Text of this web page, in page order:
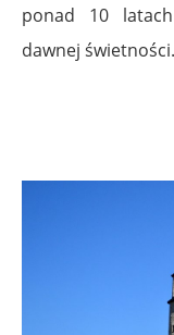
ponad 10
dawnej świetności.